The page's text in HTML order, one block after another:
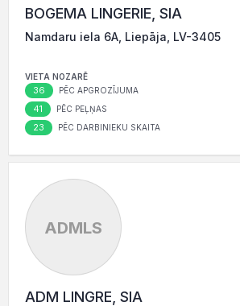
BOGEMA LINGERIE, SIA
Namdaru iela 6A, Liepāja, LV-3405
VIETA NOZARĒ
36 PĒC APGROZĪJUMA
41 PĒC PEĻŅAS
23 PĒC DARBINIEKU SKAITA
ADMLS
ADM LINGRE, SIA